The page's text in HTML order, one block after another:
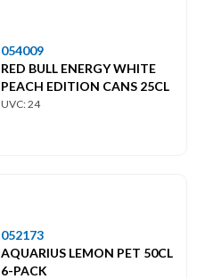
054009
RED BULL ENERGY WHITE
PEACH EDITION CANS 25CL
UVC: 24
052173
AQUARIUS LEMON PET 50CL
6-PACK